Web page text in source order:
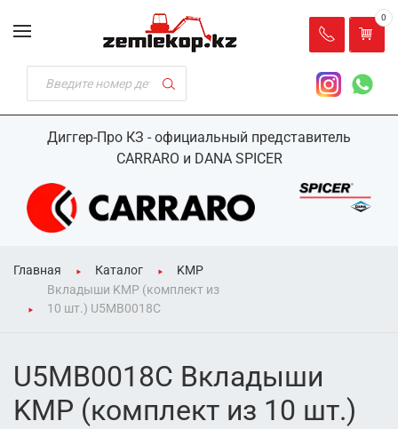
Диггер-Про КЗ - официальный представитель
CARRARO и DANA SPICER
0
Главная Каталог
KMP
Вкладыши KMP (комплект из
10 шт.) U5MB0018C
U5MB0018C Вкладыши
KMP (комплект из 10 шт.)